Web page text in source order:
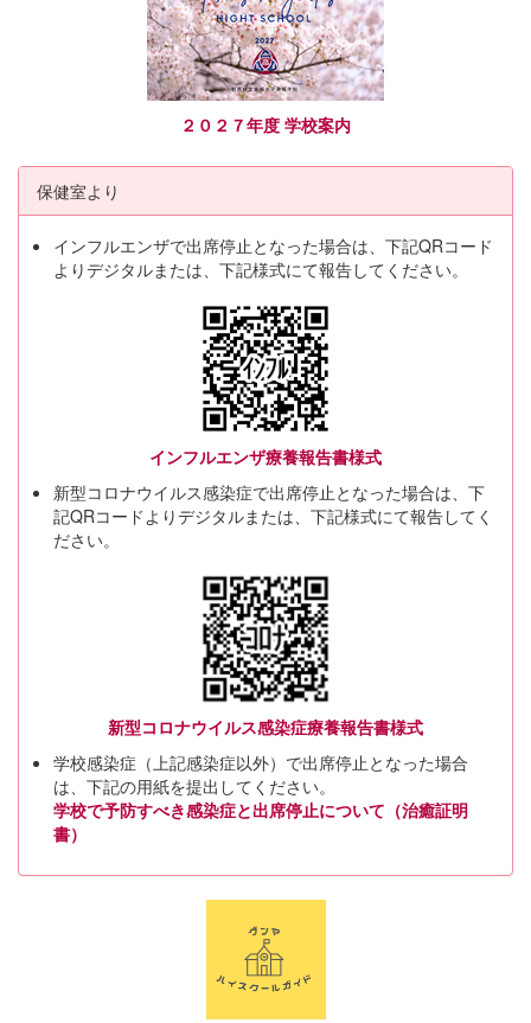
２０２７年度 学校案内
保健室より
インフルエンザで出席停止となった場合は、下記QRコード
よりデジタルまたは、下記様式にて報告してください。
インフルエンザ療養報告書様式
新型コロナウイルス感染症で出席停止となった場合は、下
記QRコードよりデジタルまたは、下記様式にて報告してく
ださい。
新型コロナウイルス感染症療養報告書様式
学校感染症（上記感染症以外）で出席停止となった場合
は、下記の用紙を提出してください。
学校で予防すべき感染症と出席停止について（治癒証明
書）